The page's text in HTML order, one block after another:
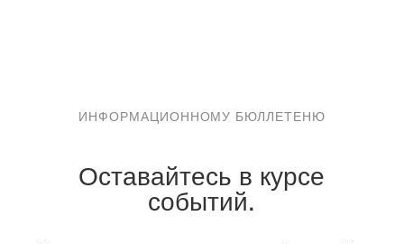
ИНФОРМАЦИОННОМУ БЮЛЛЕТЕНЮ
Оставайтесь в курсе
событий.